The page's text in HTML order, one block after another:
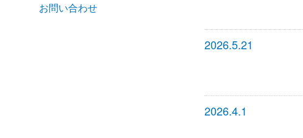
お問い合わせ
2026.5.21
2026.4.1